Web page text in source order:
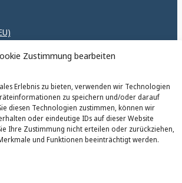
Zustimmung bearbeiten
Erlebnis zu bieten, verwenden wir Technologien
zu speichern und/oder darauf
diesen Technologien zustimmen, können wir
oder eindeutige IDs auf dieser Website
Ihre Zustimmung nicht erteilen oder zurückziehen,
und Funktionen beeinträchtigt werden.
karinfischerverlag_ac
@karinfischerverlag_ac
Follow